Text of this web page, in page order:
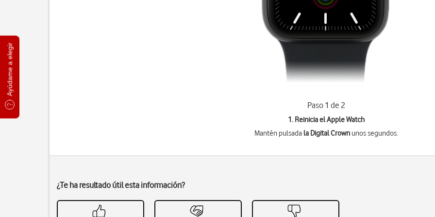
Ayúdame a elegir
Paso 1 de 2
1. Reinicia el Apple Watch
Mantén pulsada la Digital Crownunos segundos.
¿Te ha resultado útil esta información?